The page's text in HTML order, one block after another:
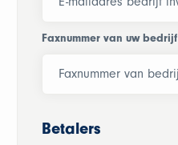
Faxnummer van uw bedrijf
Betalers